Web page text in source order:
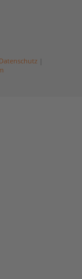
Datenschutz|